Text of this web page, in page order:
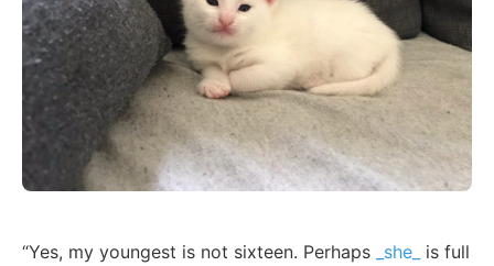
“Yes, my youngest is not sixteen. Perhaps _she_
is full